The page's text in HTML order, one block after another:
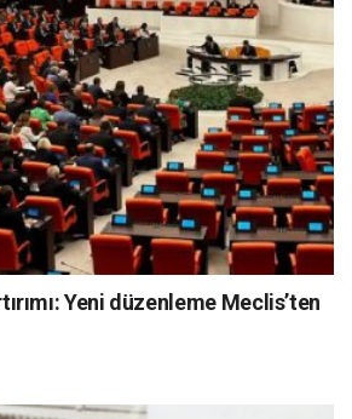
Yeni düzenleme Meclis’ten